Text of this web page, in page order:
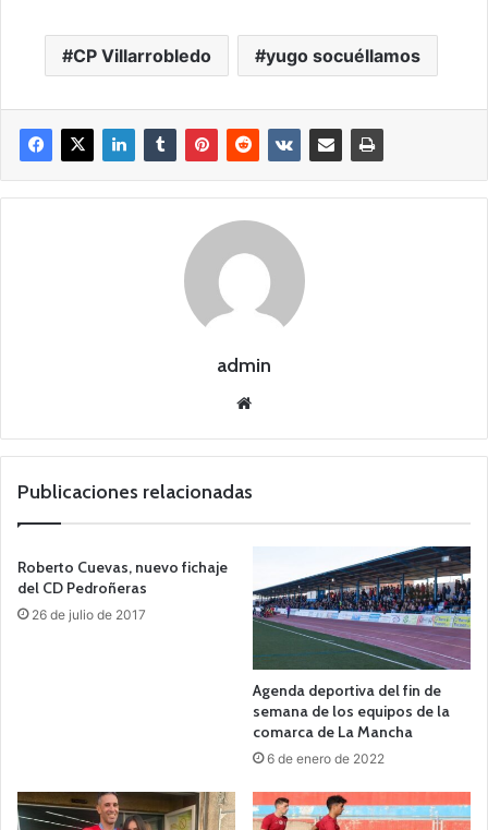
CP Villarrobledo yugo socuéllamos
admin
we
Publicaciones relacionadas
Roberto Cuevas, nuevo fichaje
del CD Pedroñeras
26 de julio de 2017
Agenda deportiva del fin de
semana de los equipos de la
comarca de La Mancha
6 de enero de 2022